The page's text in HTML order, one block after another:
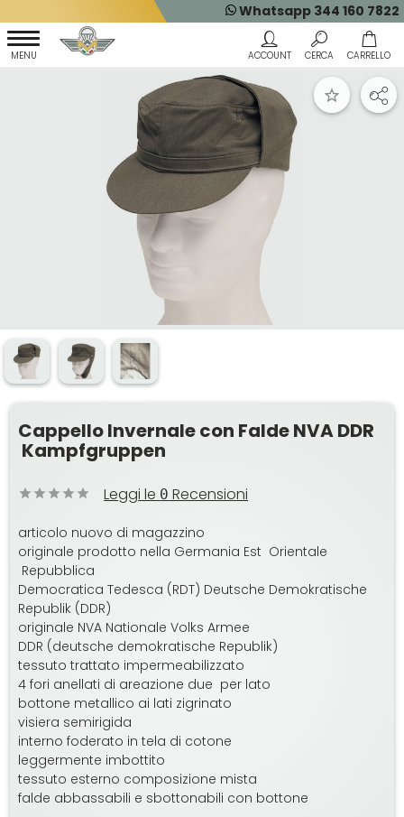
Whatsapp 344 160 7822
Cappello Invernale con Falde NVA DDR
Kampfgruppen
Leggi le 0 Recensioni
articolo nuovo di magazzino
originale prodotto nella Germania Est Orientale
Repubblica
Democratica Tedesca (RDT) Deutsche Demokratische
Republik (DDR)
originale NVA Nationale Volks Armee
DDR (deutsche demokratische Republik)
tessuto trattato impermeabilizzato
4 fori anellati di areazione due per lato
bottone metallico ai lati zigrinato
visiera semirigida
interno foderato in tela di cotone
leggermente imbottito
tessuto esterno composizione mista
falde abbassabili e sbottonabili con bottone